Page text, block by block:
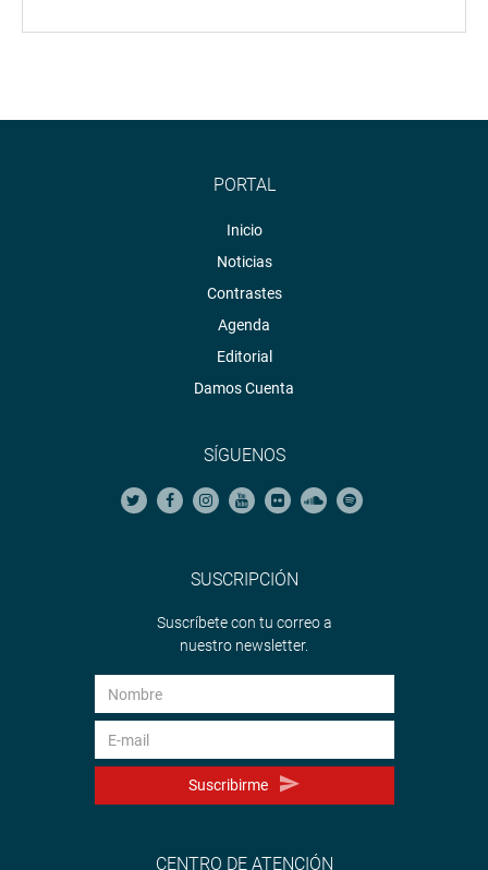
PORTAL
Inicio
Noticias
Contrastes
Agenda
Editorial
Damos Cuenta
SÍGUENOS
SUSCRIPCIÓN
Suscríbete con tu correo a
nuestro newsletter.
Suscribirme
CENTRO DE ATENCIÓN